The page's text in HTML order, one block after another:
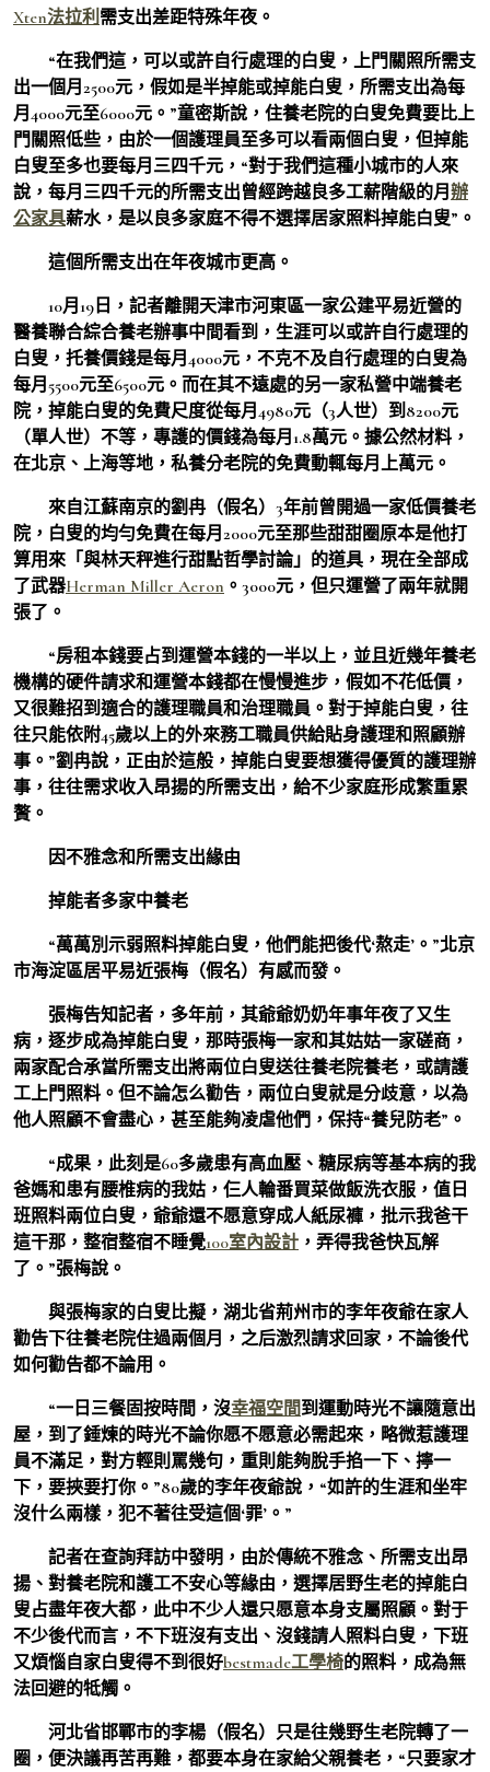
Xten法拉利 需支出差距特殊年夜。
“在我們這，可以或許自行處理的白叟，上門關照所需支
出一個月2500元，假如是半掉能或掉能白叟，所需支出為每
月4000元至6000元。”童密斯說，住養老院的白叟免費要比上
門關照低些，由於一個護理員至多可以看兩個白叟，但掉能
白叟至多也要每月三四千元，“對于我們這種小城市的人來
說，每月三四千元的所需支出曾經跨越良多工薪階級的月 辦
公家具薪水，是以良多家庭不得不選擇居家照料掉能白叟”。
這個所需支出在年夜城市更高。
10月19日，記者離開天津市河東區一家公建平易近營的
醫養聯合綜合養老辦事中間看到，生涯可以或許自行處理的
白叟，托養價錢是每月4000元，不克不及自行處理的白叟為
每月5500元至6500元。而在其不遠處的另一家私營中端養老
院，掉能白叟的免費尺度從每月4980元（3人世）到8200元
（單人世）不等，專護的價錢為每月1.8萬元。據公然材料，
在北京、上海等地，私養分老院的免費動輒每月上萬元。
來自江蘇南京的劉冉（假名）3年前曾開過一家低價養老
院，白叟的均勻免費在每月2000元至那些甜甜圈原本是他打
算用來「與林天秤進行甜點哲學討論」的道具，現在全部成
了武器Herman Miller Aeron 。3000元，但只運營了兩年就開
張了。
“房租本錢要占到運營本錢的一半以上，並且近幾年養老
機構的硬件請求和運營本錢都在慢慢進步，假如不花低價，
又很難招到適合的護理職員和治理職員。對于掉能白叟，往
往只能依附45歲以上的外來務工職員供給貼身護理和照顧辦
事。”劉冉說，正由於這般，掉能白叟要想獲得優質的護理辦
事，往往需求收入昂揚的所需支出，給不少家庭形成繁重累
贅。
因不雅念和所需支出緣由
掉能者多家中養老
“萬萬別示弱照料掉能白叟，他們能把後代‘熬走’。”北京
市海淀區居平易近張梅（假名）有感而發。
張梅告知記者，多年前，其爺爺奶奶年事年夜了又生
病，逐步成為掉能白叟，那時張梅一家和其姑姑一家磋商，
兩家配合承當所需支出將兩位白叟送往養老院養老，或請護
工上門照料。但不論怎么勸告，兩位白叟就是分歧意，以為
他人照顧不會盡心，甚至能夠凌虐他們，保持“養兒防老”。
“成果，此刻是60多歲患有高血壓、糖尿病等基本病的我
爸媽和患有腰椎病的我姑，仨人輪番買菜做飯洗衣服，值日
班照料兩位白叟，爺爺還不愿意穿成人紙尿褲，批示我爸干
這干那，整宿整宿不睡覺100室內設計 ，弄得我爸快瓦解
了。”張梅說。
與張梅家的白叟比擬，湖北省荊州市的李年夜爺在家人
勸告下往養老院住過兩個月，之后激烈請求回家，不論後代
如何勸告都不論用。
“一日三餐固按時間，沒幸福空間到運動時光不讓隨意出
屋，到了錘煉的時光不論你愿不愿意必需起來，略微惹護理
員不滿足，對方輕則罵幾句，重則能夠脫手掐一下、擰一
下，要挾要打你。”80歲的李年夜爺說，“如許的生涯和坐牢
沒什么兩樣，犯不著往受這個‘罪’。”
記者在查詢拜訪中發明，由於傳統不雅念、所需支出昂
揚、對養老院和護工不安心等緣由，選擇居野生老的掉能白
叟占盡年夜大都，此中不少人還只愿意本身支屬照顧。對于
不少後代而言，不下班沒有支出、沒錢請人照料白叟，下班
又煩惱自家白叟得不到很好bestmade工學椅的照料，成為無
法回避的牴觸。
河北省邯鄲市的李楊（假名）只是往幾野生老院轉了一
圈，便決議再苦再難，都要本身在家給父親養老，“只要家才